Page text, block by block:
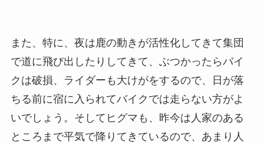
また、特に、夜は鹿の動きが活性化してきて集団
で道に飛び出したりしてきて、ぶつかったらバイ
クは破損、ライダーも大けがをするので、日が落
ちる前に宿に入られてバイクでは走らない方がよ
いでしょう。そしてヒグマも、昨今は人家のある
ところまで平気で降りてきているので、あまり人